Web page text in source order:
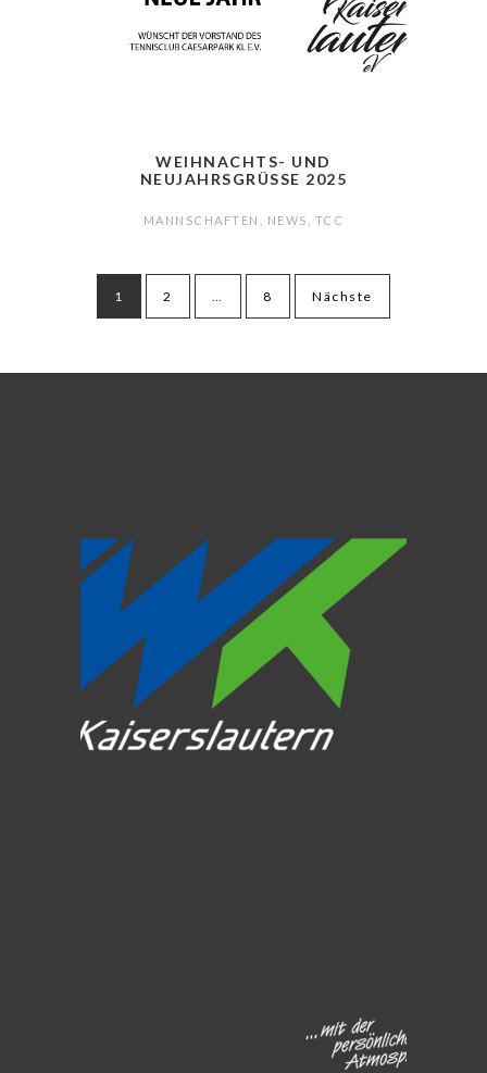
WEIHNACHTS- UND
NEUJAHRSGRÜSSE 2025
MANNSCHAFTEN NEWS TCC
der1 2 … 8 Nächste